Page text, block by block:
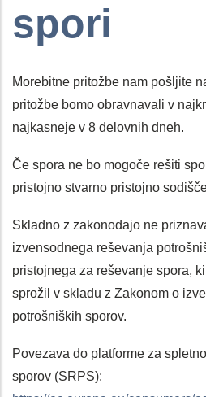
spori
Morebitne pritožbe nam pošljite
pritožbe bomo obravnavali v
najkasneje v 8 delovnih dneh.
Če spora ne bo mogoče rešiti
pristojno stvarno pristojno
Skladno z zakonodajo ne
izvensodnega reševanja
pristojnega za reševanje spora,
sprožil v skladu z Zakonom o
potrošniških sporov.
Povezava do platforme za
sporov (SRPS):